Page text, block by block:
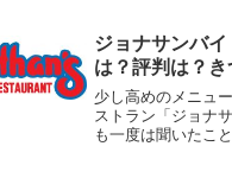
ジョナサンバ
は？評判は？き
少し高めのメニュ
ストラン「ジョナ
も一度は聞いたこ